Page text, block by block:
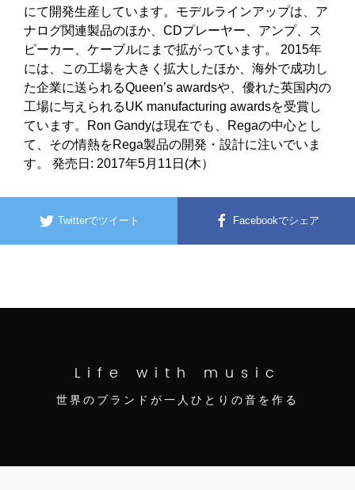
にて開発生産しています。モデルラインアップは、ア
ナログ関連製品のほか、CDプレーヤー、アンプ、ス
ピーカー、ケーブルにまで拡がっています。 2015年
には、この工場を大きく拡大したほか、海外で成功し
た企業に送られるQueen’s awardsや、優れた英国内の
工場に与えられるUK manufacturing awardsを受賞し
ています。Ron Gandyは現在でも、Regaの中心とし
て、その情熱をRega製品の開発・設計に注いでいま
す。 発売日: 2017年5月11日(木）
Twitterでツイート Facebookでシェア
Life with music
世界のブランドが一人ひとりの音を作る